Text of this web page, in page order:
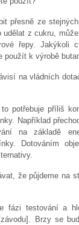
přesně ze
udělat z cukru,
řepy. Jakýkoli
použít k výrobě
na vládních
potřebuje příliš
Například
na základě
Dotováním
že půjdeme na
fázi testování a
Brzy se